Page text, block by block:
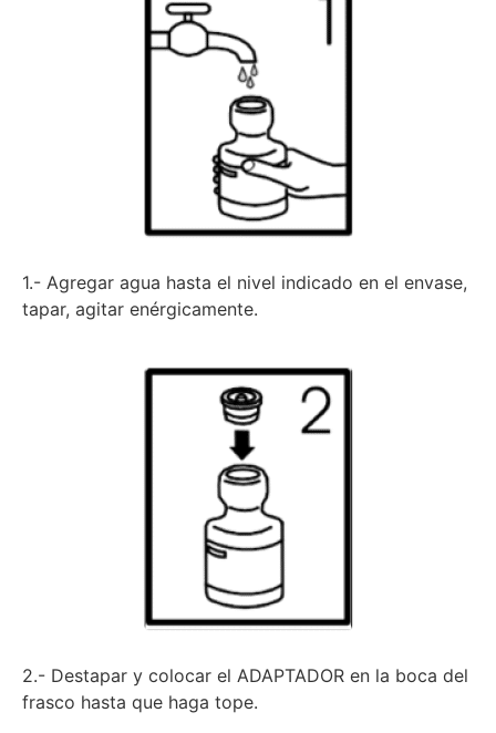
1.- Agregar agua hasta el nivel indicado en el envase,
tapar, agitar enérgicamente.
2.- Destapar y colocar el ADAPTADOR en la boca del
frasco hasta que haga tope.